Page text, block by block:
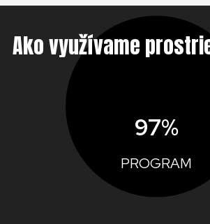
Ako využívame
97%
PROGRAM